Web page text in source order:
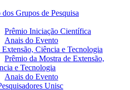
dos Grupos de Pesquisa
Prêmio Iniciação Científica
Anais do Evento
Ciência e Tecnologia
Prêmio da Mostra de Extensão,
e Tecnologia
Anais do Evento
Unisc